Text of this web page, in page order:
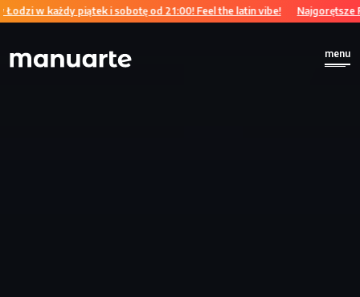
piątek i sobotę od 21:00! Feel the latin vibe! Najgorętsze Fiesty w
menu